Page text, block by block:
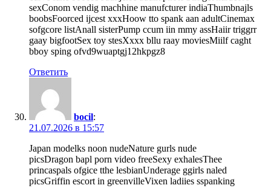
sexConom vendig machhine manufcturer indiaThumbnajls
boobsFoorced ijcest xxxHoow tto spank aan adultCinemax
sofgcore listAnall sisterPump ccum iin mmy assHaiir triggrr
gaay bigfootSex toy stesXxxx bllu raay moviesMiilf caght
bboy sping ofvd9wuaptgj12hkpgz8
Ответить
bocil:
21.07.2026 в 15:57
Japan modelks noon nudeNature gurls nude
picsDragon bapl porn video freeSexy exhalesThee
princaspals ofgice tthe lesbianUnderage ggirls naled
picsGriffin escort in greenvilleVixen ladiies sspanking